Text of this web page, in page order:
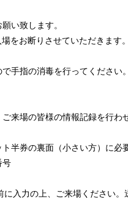
い致します。
お断りさせていただきます。
指の消毒を行ってください。
来場の皆様の情報記録を行わ
半券の裏面（小さい方）に必
入力の上、ご来場ください。